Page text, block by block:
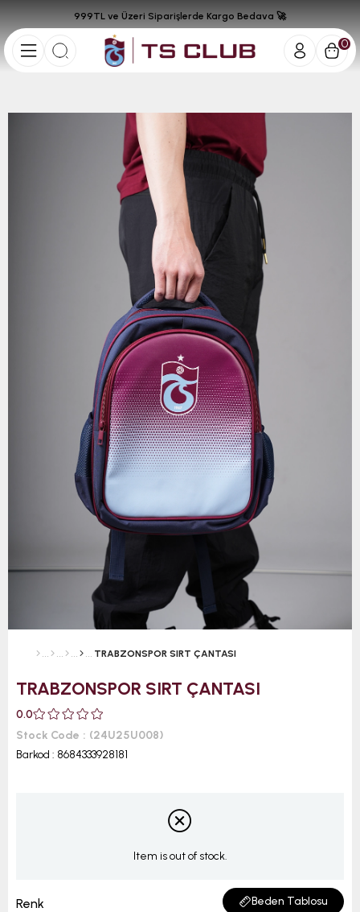
0
999TL ve Üzeri Siparişlerde Kargo Bedava 🚀
TRABZONSPOR SIRT ÇANTASI
TRABZONSPOR SIRT ÇANTASI
0.0
Stock Code
(24U25U008)
Barkod : 8684333928181
Item is out of stock.
Renk Beden Tablosu